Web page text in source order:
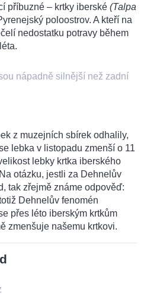
příbuzné – krtky iberské (Talpa
poloostrov. A kteří na
nedostatku potravy během
nápadně silnější než zadní
z muzejních sbírek odhalily,
lebka v listopadu zmenší o 11
lebky krtka iberského
otázku, jestli za Dehnelův
tak zřejmě známe odpověď:
Dehnelův fenomén
přes léto iberským krtkům
zmenšuje našemu krtkovi.